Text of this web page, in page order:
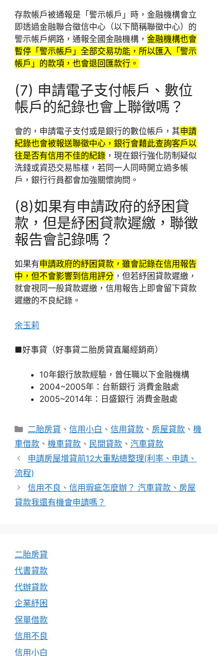
存款帳戶被通報是「警示帳戶」時，金融機構會立
即透過金融聯合徵信中心（以下簡稱聯徵中心）的
警示帳戶網路，通報全國金融機構， 金融機構也會
暫停「警示帳戶」全部交易功能，所以匯入「警示
帳戶」的款項，也會退回匯款行。
(7) 申請電子支付帳戶、數位
帳戶的紀錄也會上聯徵嗎？
會的，申請電子支付或是銀行的數位帳戶，其申請
紀錄也會被報送聯徵中心，銀行會藉此查詢客戶以
往是否有信用不佳的紀錄 ，現在銀行強化防制疑似
洗錢或資恐交易態樣，若同一人同時開立過多帳
戶，銀行行員都會加強關懷詢問。
(8)如果有申請政府的紓困貸
款，但是紓困貸款遲繳，聯徵
報告會記錄嗎？
如果有申請政府的紓困貸款，雖會記錄在信用報告
中，但不會影響到信用評分 ，但若紓困貸款遲繳，
就會視同一般貸款遲繳，信用報告上即會留下貸款
遲繳的不良紀錄。
余玉莉
■好事貸（好事貸二胎房貸直屬經銷商）
10年銀行放款經驗，曾任職以下金融機構
2004~2005年：台新銀行 消費金融處
2005~2014年：日盛銀行 消費金融處
分
類
二胎房貸 、信用小白 、信用貸款 、 房屋貸款 、機
車借款 、 機車貸款 、 民間貸款 、 汽車貸款
申請房屋增貸前12大重點總整理(利率、申請、
流程)
信用不良、信用瑕疵怎麼辦？ 汽車貸款、房屋
貸款我還有機會申請嗎？
二胎房貸
代書貸款
代辦貸款
企業紓困
保單借款
信用不良
信用小白